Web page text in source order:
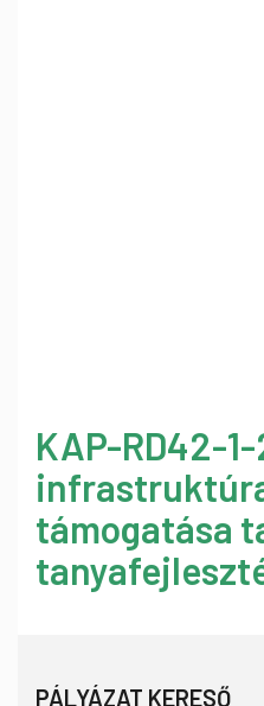
KAP-RD42-
támogatása
PÁLYÁZAT KERESŐ